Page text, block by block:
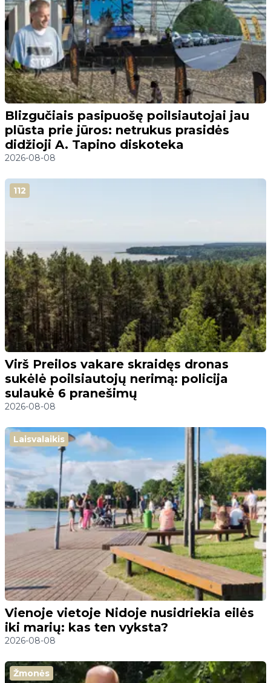
Blizgučiais pasipuošę poilsiautojai jau
plūsta prie jūros: netrukus prasidės
didžioji A. Tapino diskoteka
2026-08-08
112
Virš Preilos vakare skraidęs dronas
sukėlė poilsiautojų nerimą: policija
sulaukė 6 pranešimų
2026-08-08
Laisvalaikis
Vienoje vietoje Nidoje nusidriekia eilės
iki marių: kas ten vyksta?
2026-08-08
Žmonės